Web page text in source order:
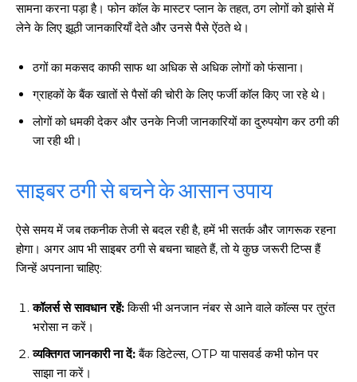
सामना करना पड़ा है। फोन कॉल के मास्टर प्लान के तहत, ठग लोगों को झांसे में
लेने के लिए झूठी जानकारियाँ देते और उनसे पैसे ऐंठते थे।
ठगों का मकसद काफी साफ था अधिक से अधिक लोगों को फंसाना।
ग्राहकों के बैंक खातों से पैसों की चोरी के लिए फर्जी कॉल किए जा रहे थे।
लोगों को धमकी देकर और उनके निजी जानकारियों का दुरुपयोग कर ठगी की
जा रही थी।
साइबर ठगी से बचने के आसान उपाय
ऐसे समय में जब तकनीक तेजी से बदल रही है, हमें भी सतर्क और जागरूक रहना
होगा। अगर आप भी साइबर ठगी से बचना चाहते हैं, तो ये कुछ जरूरी टिप्स हैं
जिन्हें अपनाना चाहिए:
कॉलर्स से सावधान रहें:किसी भी अनजान नंबर से आने वाले कॉल्स पर तुरंत
भरोसा न करें।
व्यक्तिगत जानकारी ना दें:बैंक डिटेल्स, OTP या पासवर्ड कभी फोन पर
साझा ना करें।